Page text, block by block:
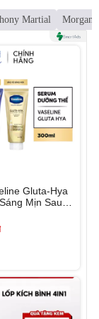
Martial Morgan
Gluta-Hya
Mịn Sau 7